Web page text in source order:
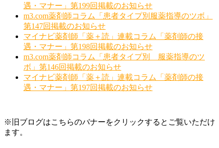
遇・マナー」第199回掲載のお知らせ
m3.com薬剤師コラム「患者タイプ別服薬指導のツボ」
第147回掲載のお知らせ
マイナビ薬剤師「薬＋読」連載コラム「薬剤師の接
遇・マナー」第198回掲載のお知らせ
m3.com薬剤師コラム「患者タイプ別 服薬指導のツ
ボ」第146回掲載のお知らせ
マイナビ薬剤師「薬＋読」連載コラム「薬剤師の接
遇・マナー」第197回掲載のお知らせ
※旧ブログはこちらのバナーをクリックするとご覧いただけ
ます。